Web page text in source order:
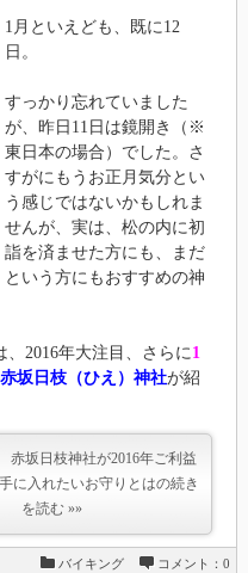
1月といえども、既に12
日。
すっかり忘れていました
が、昨日11日は鏡開き（※
東日本の場合）でした。さ
すがにもうお正月気分とい
う感じではないかもしれま
せんが、実は、松の内に初
詣を済ませた方にも、まだ
という方にもおすすめの神
、2016年大注目、さらに 1
赤坂日枝（ひえ）神社が紹
坂日枝神社が2016年ご利益
に入れたいお守りとはの続き
を読む »»
バイキング コメント：0